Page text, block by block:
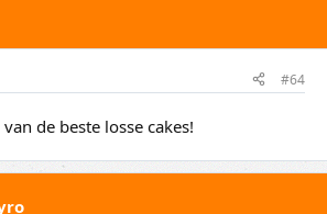
#64
de beste losse cakes!